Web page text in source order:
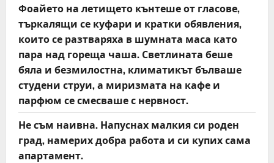
Фоайето на летището кънтеше от гласове,
търкалящи се куфари и кратки обявления,
които се разтваряха в шумната маса като
пара над гореща чаша. Светлината беше
бяла и безмилостна, климатикът бълваше
студени струи, а миризмата на кафе и
парфюм се смесваше с нервност.
Не съм наивна. Напуснах малкия си роден
град, намерих добра работа и си купих сама
апартамент.